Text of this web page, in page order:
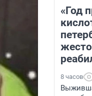
«Год
8 часов